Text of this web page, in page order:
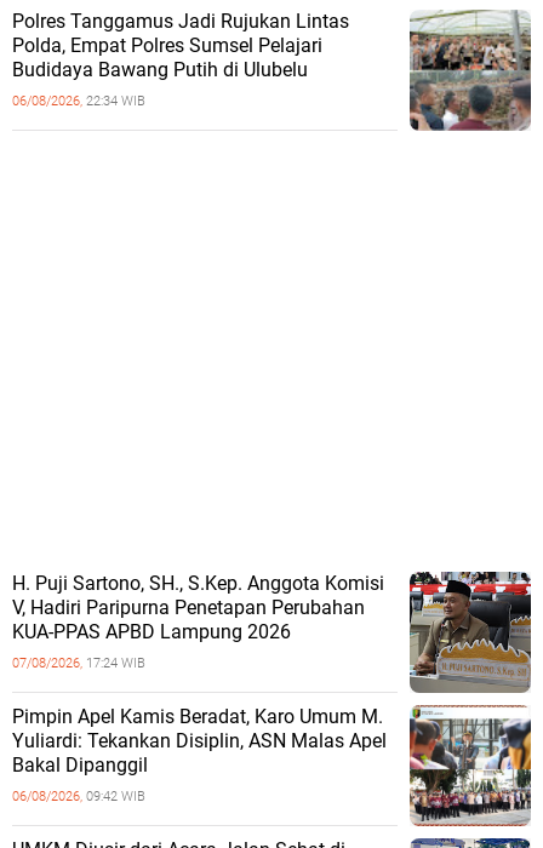
Polres Tanggamus Jadi Rujukan Lintas
Polda, Empat Polres Sumsel Pelajari
Budidaya Bawang Putih di Ulubelu
06/08/2026, 22:34 WIB
H. Puji Sartono, SH., S.Kep. Anggota Komisi
V, Hadiri Paripurna Penetapan Perubahan
KUA-PPAS APBD Lampung 2026
07/08/2026, 17:24 WIB
Pimpin Apel Kamis Beradat, Karo Umum M.
Yuliardi: Tekankan Disiplin, ASN Malas Apel
Bakal Dipanggil
06/08/2026, 09:42 WIB